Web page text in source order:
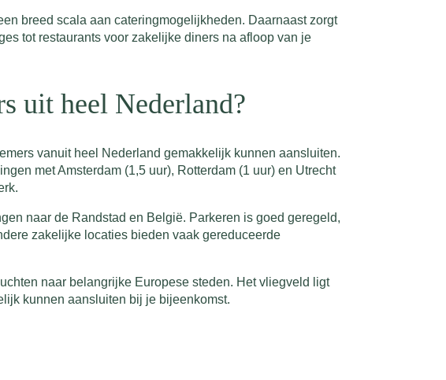
breed scala aan cateringmogelijkheden. Daarnaast zorgt
tot restaurants voor zakelijke diners na afloop van je
uit heel Nederland?
vanuit heel Nederland gemakkelijk kunnen aansluiten.
met Amsterdam (1,5 uur), Rotterdam (1 uur) en Utrecht
naar de Randstad en België. Parkeren is goed geregeld,
zakelijke locaties bieden vaak gereduceerde
naar belangrijke Europese steden. Het vliegveld ligt
kunnen aansluiten bij je bijeenkomst.